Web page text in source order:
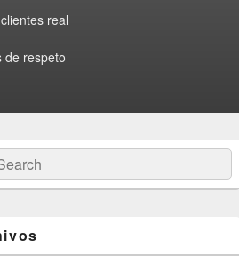
real
de respeto